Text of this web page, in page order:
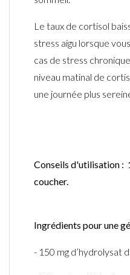
Le taux de cortisol
stress aigu lorsque
cas de stress
niveau matinal de
une journée plus
Conseils d'utilisation :
coucher.
Ingrédients pour une
- 150 mg d’hydrolysat